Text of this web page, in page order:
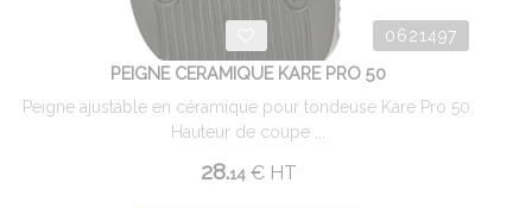
0621497
PEIGNE CERAMIQUE KARE PRO 50
Peigne ajustable en céramique pour tondeuse Kare Pro 50.
Hauteur de coupe ...
28.14 €HT